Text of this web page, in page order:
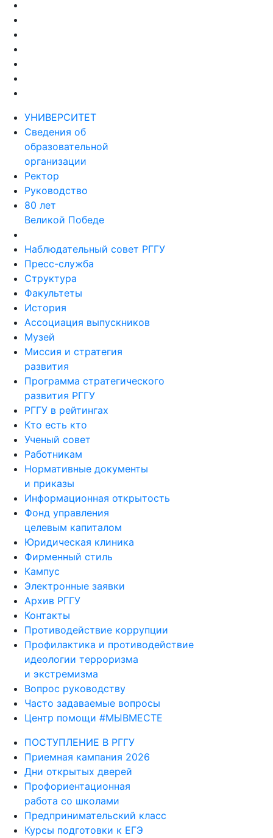
УНИВЕРСИТЕТ
Сведения об
образовательной
организации
Ректор
Руководство
80 лет
Великой Победе
Наблюдательный совет РГГУ
Пресс-служба
Структура
Факультеты
История
Ассоциация выпускников
Музей
Миссия и стратегия
развития
Программа стратегического
развития РГГУ
РГГУ в рейтингах
Кто есть кто
Ученый совет
Работникам
Нормативные документы
и приказы
Информационная открытость
Фонд управления
целевым капиталом
Юридическая клиника
Фирменный стиль
Кампус
Электронные заявки
Архив РГГУ
Контакты
Противодействие коррупции
Профилактика и противодействие
идеологии терроризма
и экстремизма
Вопрос руководству
Часто задаваемые вопросы
Центр помощи #МЫВМЕСТЕ
ПОСТУПЛЕНИЕ В РГГУ
Приемная кампания 2026
Дни открытых дверей
Профориентационная
работа со школами
Предпринимательский класс
Курсы подготовки к ЕГЭ